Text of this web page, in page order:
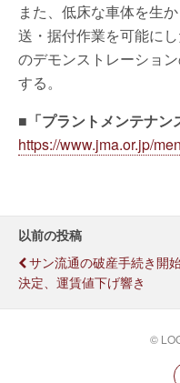
また、低床な車体を生
送・据付作業を可能に
のデモンストレーショ
する。
■「プラントメンテナン
https://www.jma.or.jp/
以前の投稿
サン流通の破産手続き開
決定、運賃値下げ響き
©